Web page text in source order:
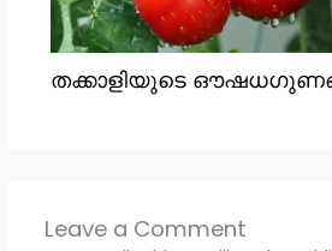
തക്കാളിയുടെ
Leave a Comment